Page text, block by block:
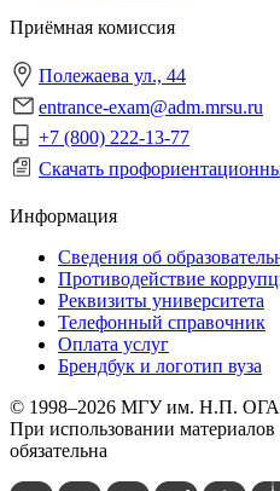
Приёмная комиссия
Полежаева ул., 44
entrance-exam@adm.mrsu.ru
+7 (800) 222-13-77
Скачать
Информация
Сведения об
Противодействие
Реквизиты университета
Телефонный справочник
Оплата услуг
Брендбук и логотип вуза
© 1998–2026 МГУ им. Н.П.
При использовании
обязательна